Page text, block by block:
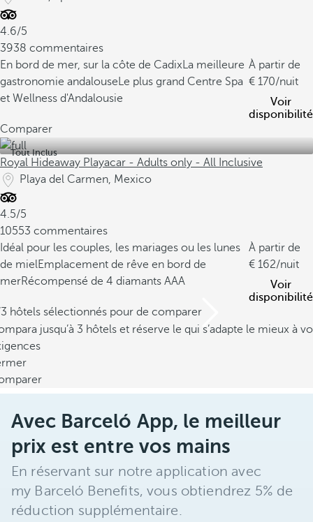
4.6/5
3938 commentaires
En bord de mer, sur la côte de CadixLa meilleure
gastronomie andalouseLe plus grand Centre Spa
et Wellness d'Andalousie
À partir de
170/nuit
Voir
disponibilité
Comparer
Tout Inclus
Royal Hideaway Playacar - Adults only - All Inclusive
Playa del Carmen, Mexico
4.5/5
10553 commentaires
Idéal pour les couples, les mariages ou les lunes
de mielEmplacement de rêve en bord de
merRécompensé de 4 diamants AAA
À partir de
162/nuit
Voir
disponibilité
hôtels sélectionnés pour de comparer
jusqu’à 3 hôtels et réserve le qui s’adapte le mieux à
Avec Barceló App, le meilleur
prix est entre vos mains
En réservant sur notre application avec
my Barceló Benefits, vous obtiendrez 5% de
réduction supplémentaire.